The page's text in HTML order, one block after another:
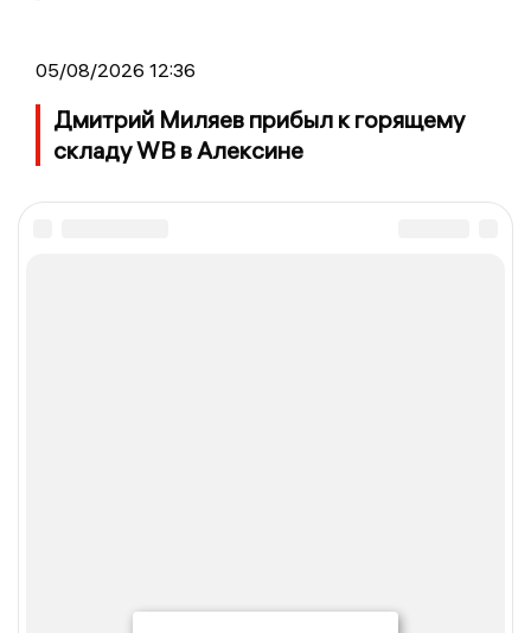
05/08/2026 12:36
Дмитрий Миляев прибыл к горящему
складу WB в Алексине